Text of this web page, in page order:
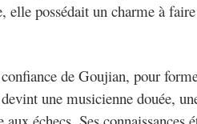
possédait un charme à
de Goujian, pour
une musicienne douée,